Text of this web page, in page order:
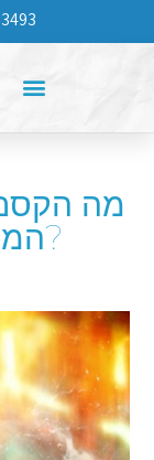
מה
המפתח להגשים אותו?